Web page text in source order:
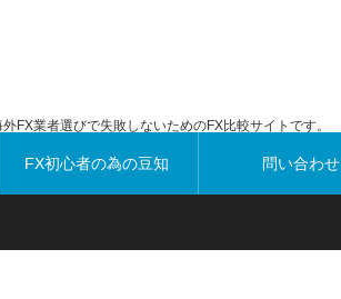
FX業者選びで失敗しないためのFX比較サイトです。
FX初心者の為の豆知 問い合わせ